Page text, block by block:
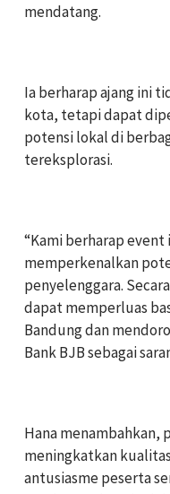
mendatang.
‎Ia berharap ajang ini
kota, tetapi dapat
potensi lokal di
tereksplorasi.
‎“Kami berharap
memperkenalkan
penyelenggara.
dapat memperluas
Bandung dan
Bank BJB sebagai
‎Hana menambahkan,
meningkatkan
antusiasme peserta